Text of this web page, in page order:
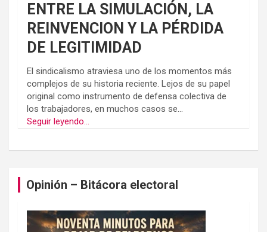
ENTRE LA SIMULACIÓN, LA
REINVENCION Y LA PÉRDIDA
DE LEGITIMIDAD
El sindicalismo atraviesa uno de los momentos más
complejos de su historia reciente. Lejos de su papel
original como instrumento de defensa colectiva de
los trabajadores, en muchos casos se...
Seguir leyendo...
Opinión – Bitácora electoral